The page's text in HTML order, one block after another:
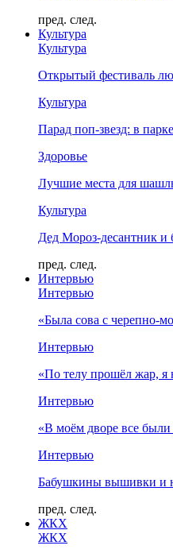
пред. след.
Культура
Культура
Открытый фестиваль
Культура
Парад поп-звезд: в
Здоровье
Лучшие места для
Культура
Дед Мороз-десантник и
пред. след.
Интервью
Интервью
«Была сова с черепно-
Интервью
«По телу прошёл жар, я
Интервью
«В моём дворе все
Интервью
Бабушкины вышивки и
пред. след.
ЖКХ
ЖКХ